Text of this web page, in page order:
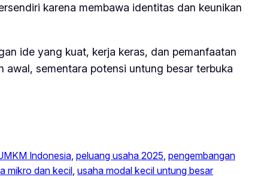
karena membawa identitas dan keunikan
ide yang kuat, kerja keras, dan pemanfaatan
sementara potensi untung besar terbuka
Indonesia peluang usaha 2025 pengembangan
mikro dan kecil usaha modal kecil untung besar